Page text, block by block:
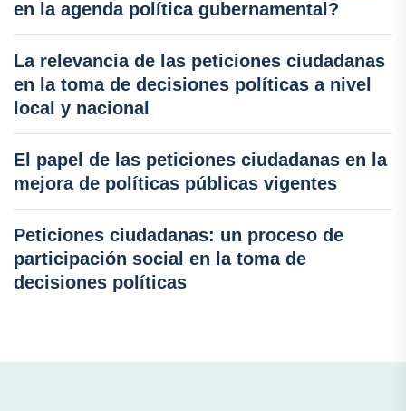
en la agenda política gubernamental?
La relevancia de las peticiones ciudadanas
en la toma de decisiones políticas a nivel
local y nacional
El papel de las peticiones ciudadanas en la
mejora de políticas públicas vigentes
Peticiones ciudadanas: un proceso de
participación social en la toma de
decisiones políticas